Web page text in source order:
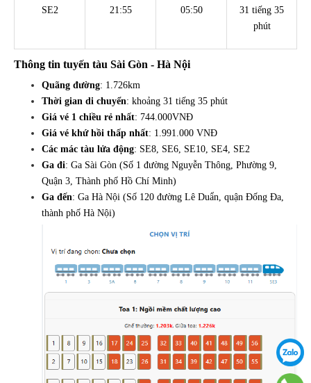
SE2 21:55 05:50
31 tiếng 35
phút
Thông tin tuyến tàu Sài Gòn - Hà Nội
Quãng đường: 1.726km
Thời gian di chuyển: khoảng 31 tiếng 35 phút
Giá vé 1 chiều rẻ nhất: 744.000VNĐ
Giá vé khứ hồi thấp nhất: 1.991.000 VNĐ
Các mác tàu lửa động: SE8, SE6, SE10, SE4, SE2
Ga đi: Ga Sài Gòn (Số 1 đường Nguyễn Thông, Phường 9,
Quận 3, Thành phố Hồ Chí Minh)
Ga đến: Ga Hà Nội (Số 120 đường Lê Duẩn, quận Đống Đa,
thành phố Hà Nội)